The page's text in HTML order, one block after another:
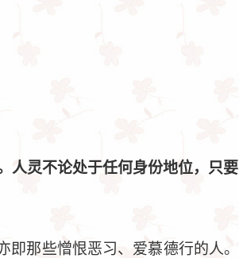
人灵不论处于任何身份地位，只要
那些憎恨恶习、爱慕德行的人。